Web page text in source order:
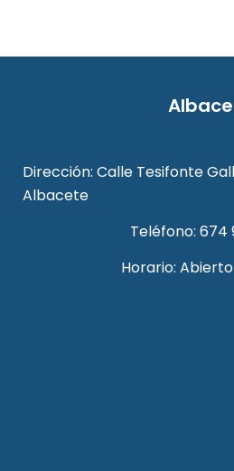
Dirección: Calle Tesifonte
Albacete
Teléfono: 674
Horario: